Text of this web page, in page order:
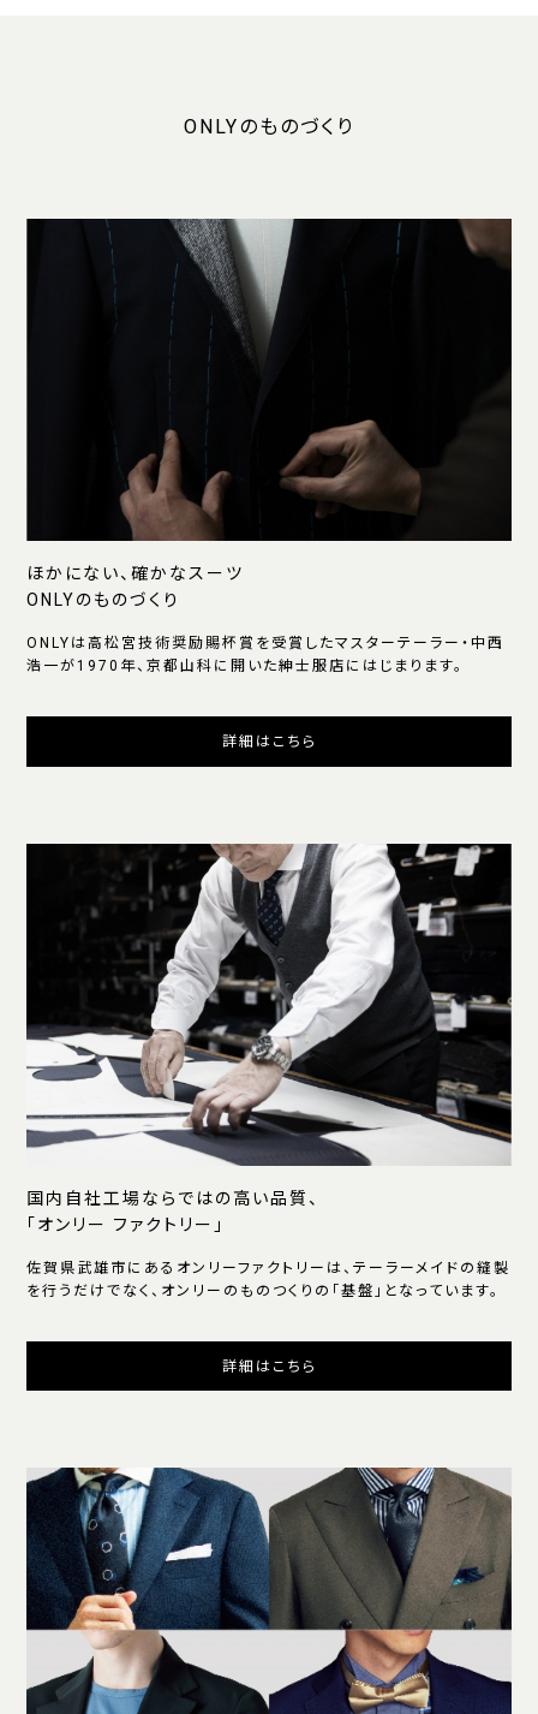
ONLYのものづくり
ほかにない、確かなスーツ
ONLYのものづくり
ONLYは高松宮技術奨励賜杯賞を受賞したマスターテーラー・中西
浩一が1970年、京都山科に開いた紳士服店にはじまります。
詳細はこちら
国内自社工場ならではの高い品質、
「オンリー ファクトリー」
佐賀県武雄市にあるオンリーファクトリーは、テーラーメイドの縫製
を行うだけでなく、オンリーのものつくりの「基盤」となっています。
詳細はこちら